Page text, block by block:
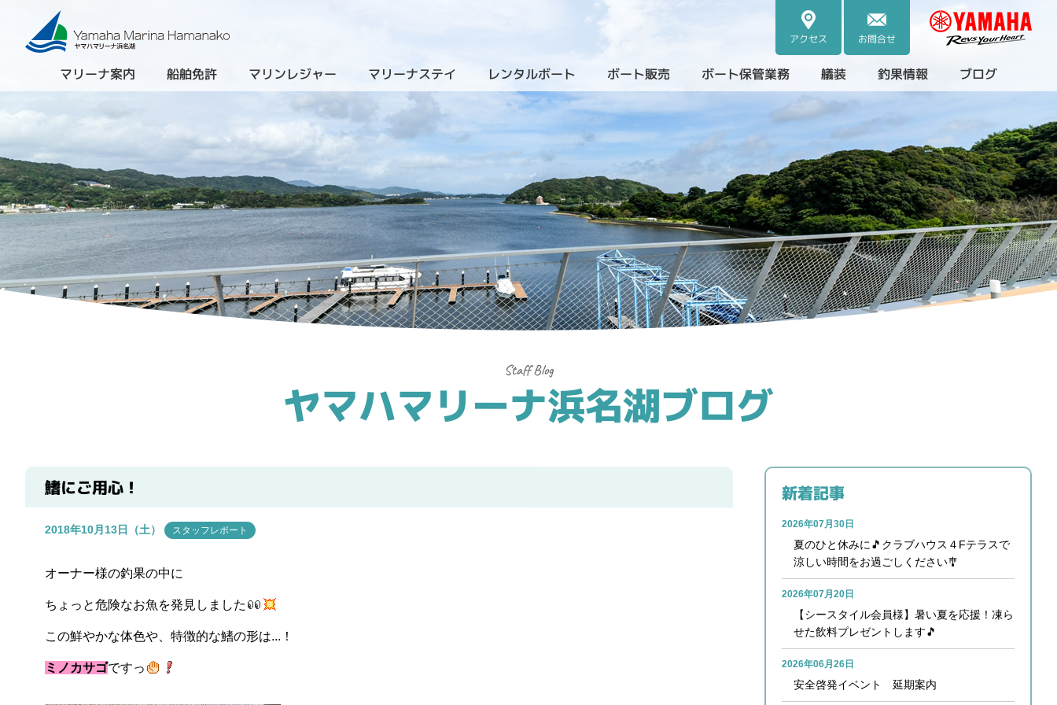
アクセス お問合せ
マリーナ案内 船舶免許
（進級）
マリンレジャー マリーナステイ
（ザ・ヴィラ・浜名湖）
レンタルボート
（クルーザーレンタル）
ボート販売 ボート保管業務 艤装 釣果情報 ブログ
ヤマハマリーナ浜名湖ブログ
鰭にご用心！
2018年10月13日（土） スタッフレポート
オーナー様の釣果の中に
ちょっと危険なお魚を発見しました
この鮮やかな体色や、特徴的な鰭の形は...！
ミノカサゴですっ
新着記事
2026年07月30日
夏のひと休みに🎵クラブハウス４Fテラスで
涼しい時間をお過ごしください🎐
2026年07月20日
【シースタイル会員様】暑い夏を応援！凍ら
せた飲料プレゼントします🎵
2026年06月26日
安全啓発イベント 延期案内